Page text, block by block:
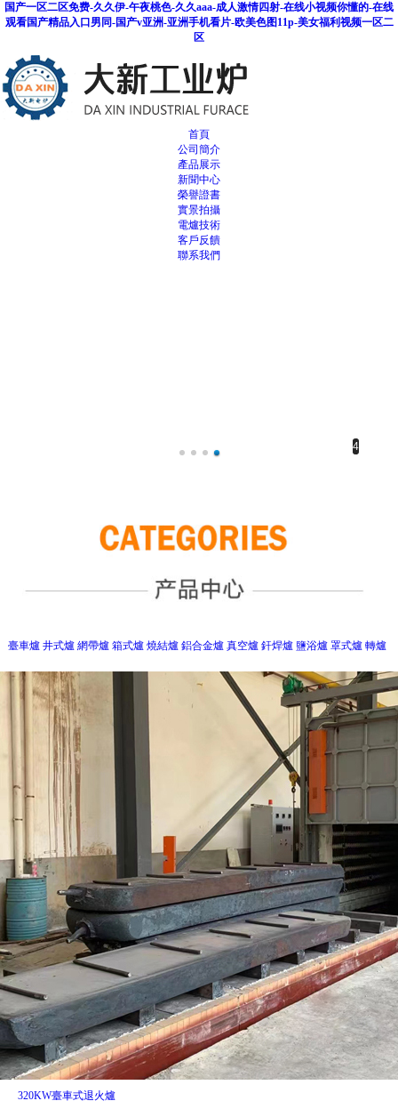
国产一区二区免费-久久伊-午夜桃色-久久aaa-成人激情四射-在线小视频你懂的-在线
观看国产精品入口男同-国产v亚洲-亚洲手机看片-欧美色图11p-美女福利视频一区二
区
首頁
公司簡介
產品展示
新聞中心
榮譽證書
實景拍攝
電爐技術
客戶反饋
聯系我們
1
臺車爐 井式爐 網帶爐 箱式爐 燒結爐 鋁合金爐 真空爐 釬焊爐 鹽浴爐 罩式爐 轉爐
320KW臺車式退火爐